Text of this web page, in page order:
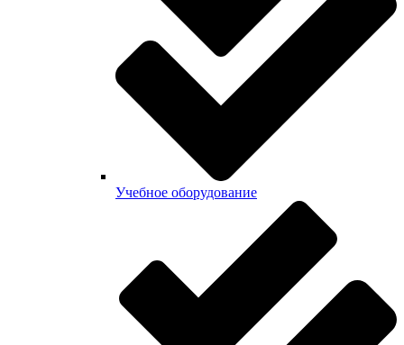
Учебное оборудование